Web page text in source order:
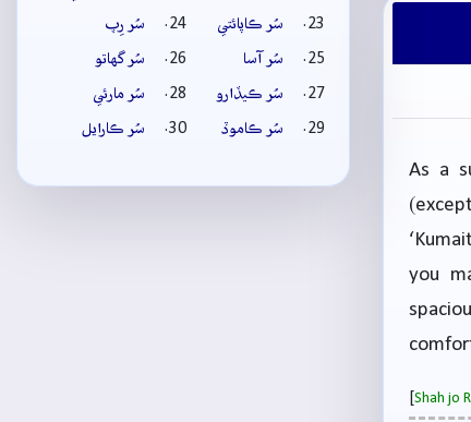
As a
you
[Shah jo
سُر ڪاپائتي
سُر رِپ
سُر آسا
سُر گهاتو
سُر ڪيڏارو
سُر مارئي
سُر ڪاموڏ
سُر ڪارايل